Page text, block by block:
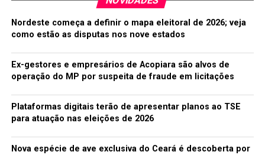
haja imagens até mais recentes do que isso.
Segundo Aaron DeVera, membro da força-tarefa que
revelou a exposição das fotos das usuárias do Tinder,
disse ao site Gizmodo que um dos usos mais comuns de
fotos do tipo é a criação de perfis falsos convincentes, e
usada de forma maligna. O objetivo da exposição do
vazamento, de acordo com ele, seria incentivar o Tinder
proteção.
Nordeste começa a definir o mapa eleitoral de 2026; veja
como estão as disputas nos nove estados
Ex-gestores e empresários de Acopiara são alvos de
operação do MP por suspeita de fraude em licitações
Plataformas digitais terão de apresentar planos ao TSE
para atuação nas eleições de 2026
Nova espécie de ave exclusiva do Ceará é descoberta por